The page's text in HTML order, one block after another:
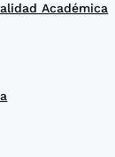
Académica